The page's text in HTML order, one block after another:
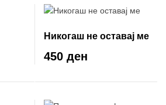
Никогаш не оставај ме
450 ден